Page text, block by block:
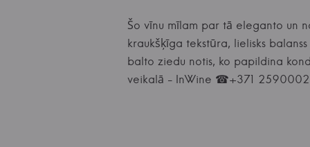
Šo vīnu mīlam par tā eleganto un
kraukšķīga tekstūra, lielisks
balto ziedu notis, ko papildina
veikalā - InWine ☎+371